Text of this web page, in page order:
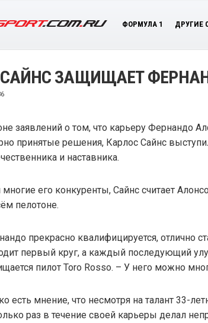
ФОРМУЛА 1 ДРУГИЕ
САЙНС ЗАЩИЩАЕТ
заявлений о том, что карьеру Фернандо
принятые решения, Карлос Сайнс
и наставника.
многие его конкуренты, Сайнс считает
пелотоне.
прекрасно квалифицируется, отлично
первый круг, а каждый последующий
пилот Toro Rosso. – У него можно
есть мнение, что несмотря на талант 33-
раз в течение своей карьеры делал